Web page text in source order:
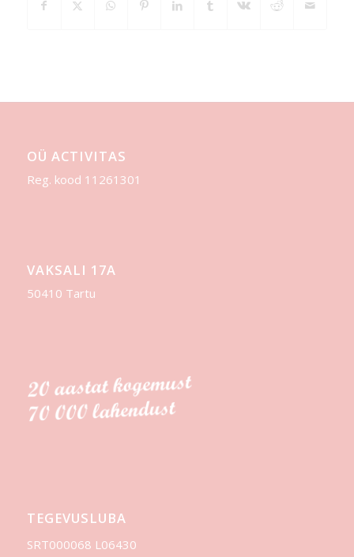
OÜ ACTIVITAS
Reg. kood 11261301
VAKSALI 17A
50410 Tartu
TEGEVUSLUBA
SRT000068 L06430